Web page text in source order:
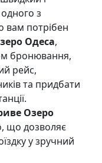
з
вам потрібен
Одеса,
бронювання,
рейс,
та придбати
Озеро
що дозволяє
у зручний